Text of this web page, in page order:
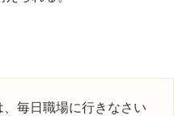
毎日職場に行きなさい